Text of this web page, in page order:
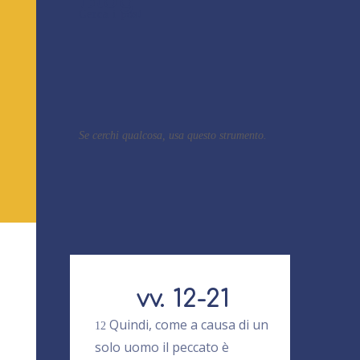
Se cerchi qualcosa, usa questo strumento.
vv. 12-21
12 Quindi, come a causa di un
solo uomo il peccato è